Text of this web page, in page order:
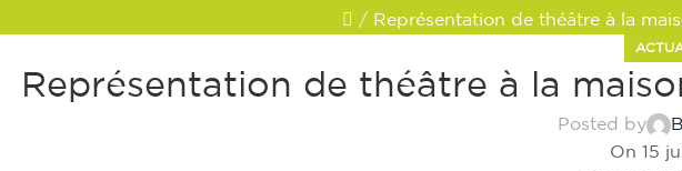
/ Représentation de théâtre à la
Représentation de théâtre à la
Posted by
On 15